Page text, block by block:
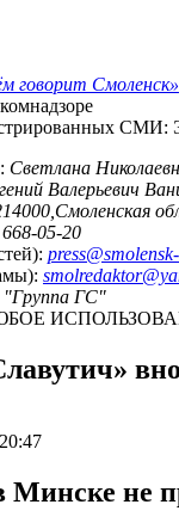
говорит Смоленск»
Светлана
Валерьевич
05-20
ГС"
Минске не